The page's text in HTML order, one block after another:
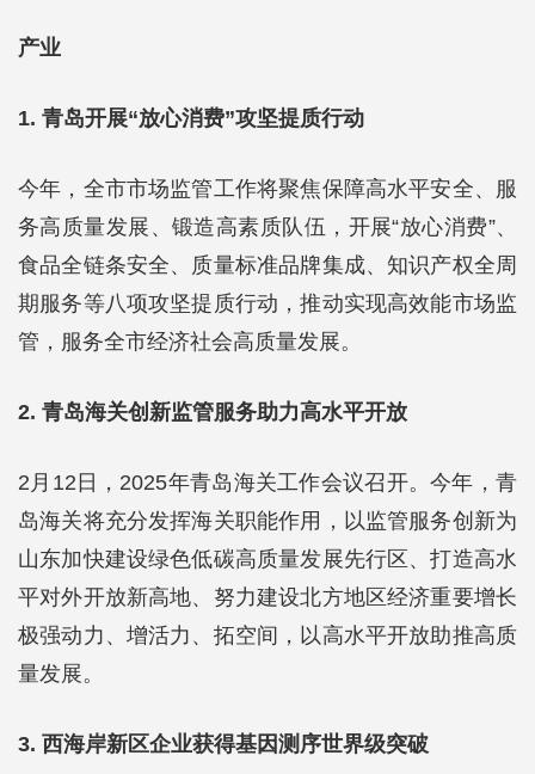
产业
1. 青岛开展“放心消费”攻坚提质行动
今年，全市市场监管工作将聚焦保障高水平安全、服
务高质量发展、锻造高素质队伍，开展“放心消费”、
食品全链条安全、质量标准品牌集成、知识产权全周
期服务等八项攻坚提质行动，推动实现高效能市场监
管，服务全市经济社会高质量发展。
2. 青岛海关创新监管服务助力高水平开放
2月12日，2025年青岛海关工作会议召开。今年，青
岛海关将充分发挥海关职能作用，以监管服务创新为
山东加快建设绿色低碳高质量发展先行区、打造高水
平对外开放新高地、努力建设北方地区经济重要增长
极强动力、增活力、拓空间，以高水平开放助推高质
量发展。
3. 西海岸新区企业获得基因测序世界级突破